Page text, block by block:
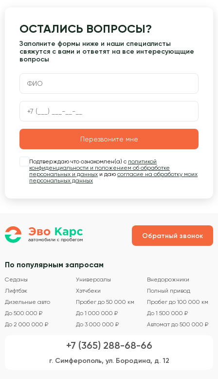
ОСТАЛИСЬ ВОПРОСЫ?
Заполните формы ниже и наши специалисты
свяжутся с вами и ответят на все интересующщие
вопросы
Перезвоните мне
Подтверждаю что ознакомлен(а) с политикой
конфиденциальности и положением об обработке
персональных и данных и даю согласие на обработку моих
персональных данных
Обратный звонок
По популярным запросам
Седаны Универсалы
Внедорожники
Лифтбэк
Хэтчбеки
Полный привод
Дизельные авто
Пробег до 50 000 км
Пробег до 100 000 км
До 500 000 ₽
До 1 000 000 ₽
До 1 500 000 ₽
До 2 000 000 ₽
До 3 000 000 ₽ Автомат до 500 000 ₽
+7 (365) 288-68-66
г. Симферополь, ул. Бородина, д. 12